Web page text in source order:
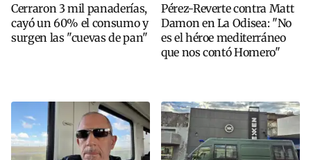
Cerraron 3 mil panaderías,
cayó un 60% el consumo y
surgen las "cuevas de pan"
Pérez-Reverte contra Matt
Damon en La Odisea: "No
es el héroe mediterráneo
que nos contó Homero"